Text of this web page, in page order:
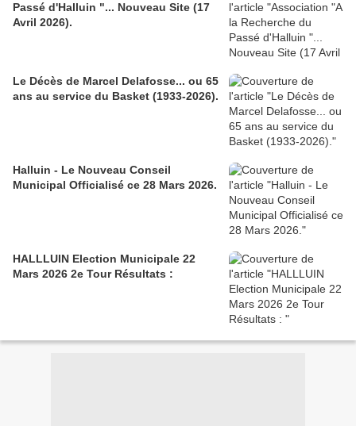
Passé d'Halluin "... Nouveau Site (17
Avril 2026).
Le Décès de Marcel Delafosse... ou 65
ans au service du Basket (1933-2026).
Halluin - Le Nouveau Conseil
Municipal Officialisé ce 28 Mars 2026.
HALLLUIN Election Municipale 22
Mars 2026 2e Tour Résultats :